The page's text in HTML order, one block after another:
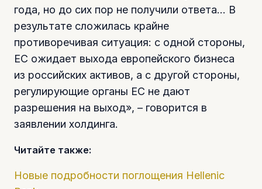
года, но до сих пор не получили ответа… В
результате сложилась крайне
противоречивая ситуация: с одной стороны,
ЕС ожидает выхода европейского бизнеса
из российских активов, а с другой стороны,
регулирующие органы ЕС не дают
разрешения на выход», – говорится в
заявлении холдинга.
Читайте также:
Новые подробности поглощения Hellenic